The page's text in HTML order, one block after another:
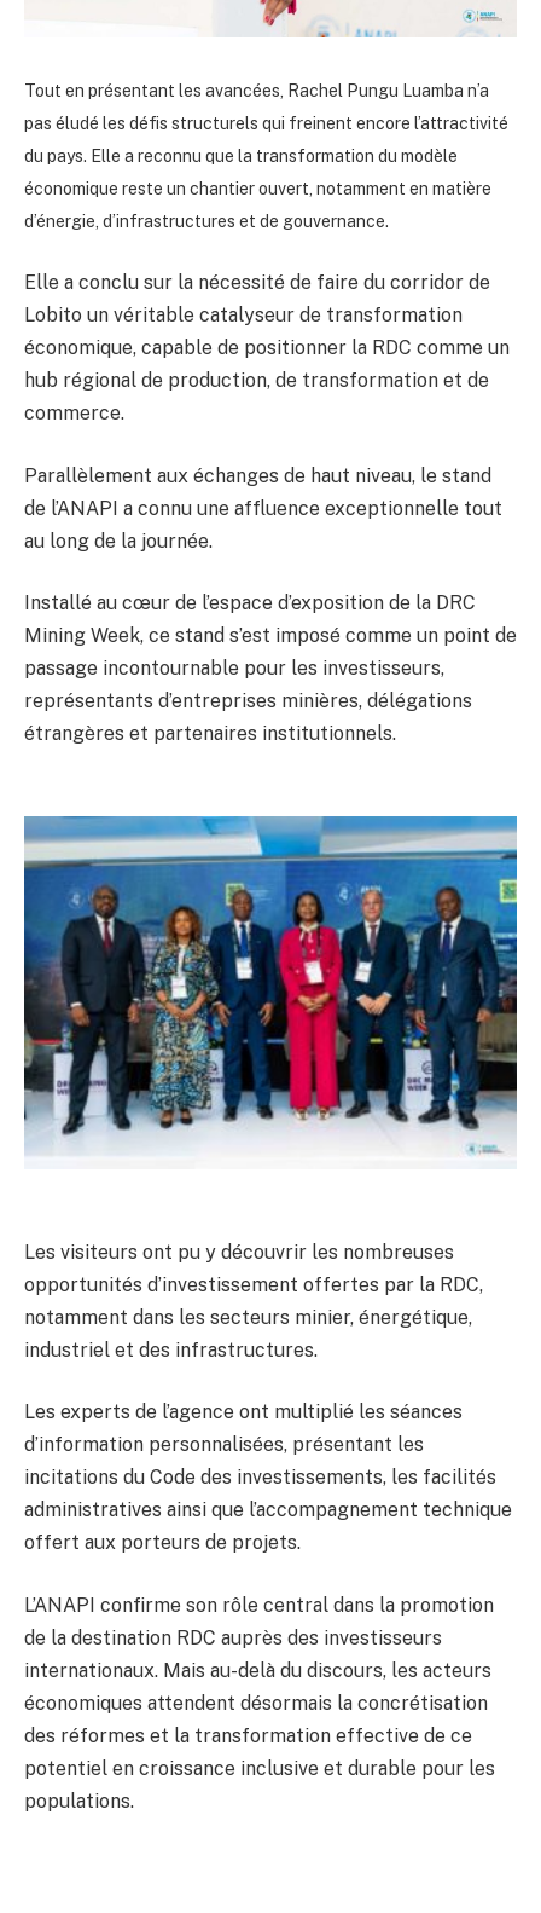
Tout en présentant les avancées, Rachel Pungu Luamba n’a
pas éludé les défis structurels qui freinent encore l’attractivité
du pays. Elle a reconnu que la transformation du modèle
économique reste un chantier ouvert, notamment en matière
d’énergie, d’infrastructures et de gouvernance.
Elle a conclu sur la nécessité de faire du corridor de
Lobito un véritable catalyseur de transformation
économique, capable de positionner la RDC comme un
hub régional de production, de transformation et de
commerce.
Parallèlement aux échanges de haut niveau, le stand
de l’ANAPI a connu une affluence exceptionnelle tout
au long de la journée.
Installé au cœur de l’espace d’exposition de la DRC
Mining Week, ce stand s’est imposé comme un point de
passage incontournable pour les investisseurs,
représentants d’entreprises minières, délégations
étrangères et partenaires institutionnels.
Les visiteurs ont pu y découvrir les nombreuses
opportunités d’investissement offertes par la RDC,
notamment dans les secteurs minier, énergétique,
industriel et des infrastructures.
Les experts de l’agence ont multiplié les séances
d’information personnalisées, présentant les
incitations du Code des investissements, les facilités
administratives ainsi que l’accompagnement technique
offert aux porteurs de projets.
L’ANAPI confirme son rôle central dans la promotion
de la destination RDC auprès des investisseurs
internationaux. Mais au-delà du discours, les acteurs
économiques attendent désormais la concrétisation
des réformes et la transformation effective de ce
potentiel en croissance inclusive et durable pour les
populations.